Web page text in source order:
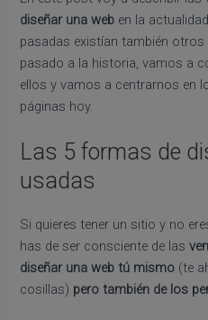
diseñar una web en la
pasadas existían también
pasado a la historia, vamos a
ellos y vamos a centrarnos en
páginas hoy.
Las 5 formas de
usadas
Si quieres tener un sitio y no
has de ser consciente de las
diseñar una web tú mismo (te
cosillas) pero también de los